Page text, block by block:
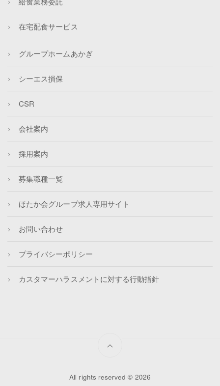
在宅配食サービス
グループホームあかぎ
シーエス損保
CSR
会社案内
採用案内
募集職種一覧
ほたか会グループ求人専用サイト
お問い合わせ
プライバシーポリシー
カスタマーハラスメントに対する行動指針
All rights reserved © 2026